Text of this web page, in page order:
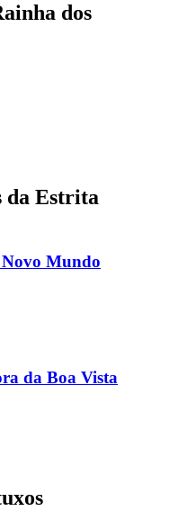
dos
da Estrita
Novo Mundo
da Boa Vista